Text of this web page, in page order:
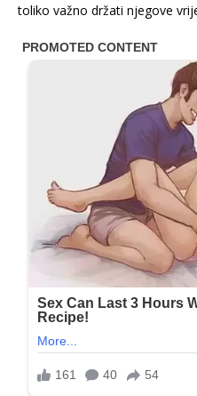
toliko važno držati njegove